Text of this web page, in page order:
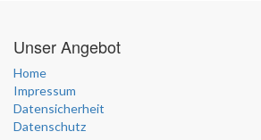
Unser Angebot
Home
Impressum
Datensicherheit
Datenschutz